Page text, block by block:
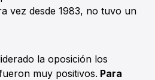
vez desde 1983, no tuvo un
la oposición los
muy positivos. Para